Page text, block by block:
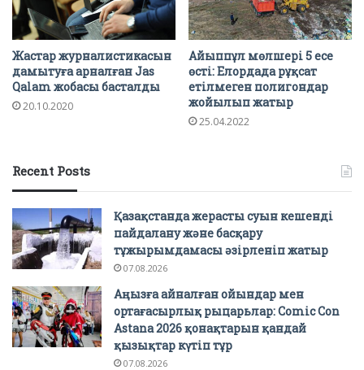
Жастар журналистикасын
дамытуға арналған Jas
Qalam жобасы басталды
20.10.2020
Айыппұл мөлшері 5 есе
өсті: Елордада рұқсат
етілмеген полигондар
жойылып жатыр
25.04.2022
Recent Posts
Қазақстанда жерасты суын кешенді
пайдалану және басқару
тұжырымдамасы әзірленіп жатыр
07.08.2026
Аңызға айналған ойындар мен
ортағасырлық рыцарьлар: Comic Con
Astana 2026 қонақтарын қандай
қызықтар күтіп тұр
07.08.2026